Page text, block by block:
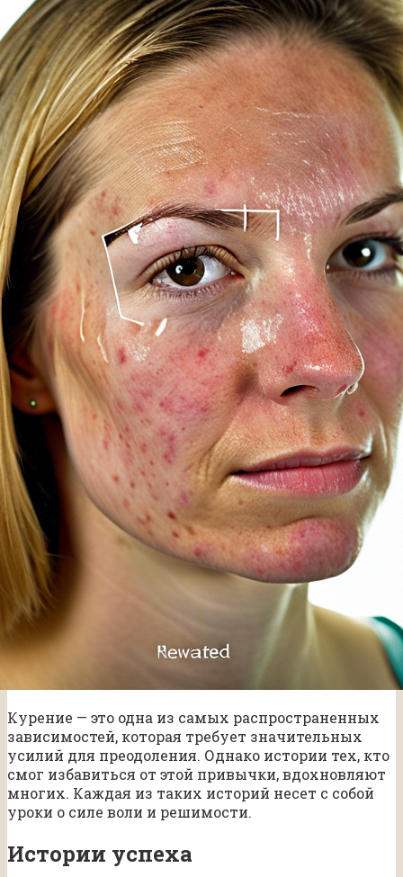
Курение — это одна из самых распространенных
зависимостей, которая требует значительных
усилий для преодоления. Однако истории тех, кто
смог избавиться от этой привычки, вдохновляют
многих. Каждая из таких историй несет с собой
уроки о силе воли и решимости.
Истории успеха